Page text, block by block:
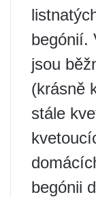
begónií.
jsou
(krásně
stále
begónii